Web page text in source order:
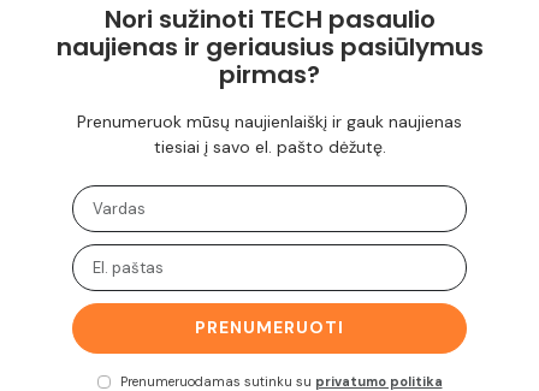
Nori sužinoti TECH pasaulio
naujienas ir geriausius pasiūlymus
pirmas?
Prenumeruok mūsų naujienlaiškį ir gauk naujienas
tiesiai į savo el. pašto dėžutę.
PRENUMERUOTI
Prenumeruodamas sutinku su privatumo politika